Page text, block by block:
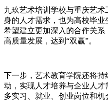
九玖艺术培训学校与重庆艺
身的人才需求，也为高校毕
希望建立更加深入的合作关
高质量发展，达到“双赢”。
下一步，艺术教育学院还将持
动，实现人才培养与企业人才
多实习、就业、创业岗位和机